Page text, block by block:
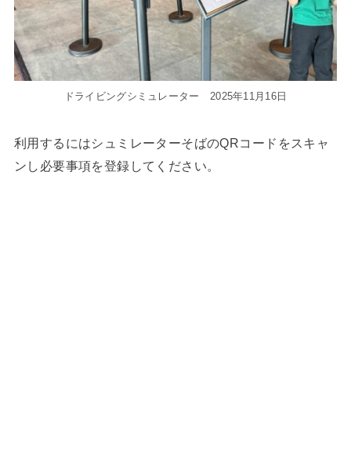
ドライビングシミュレーター 2025年11月16日
利用するにはシュミレーターそばのQRコードをスキャ
ンし必要事項を登録してください。